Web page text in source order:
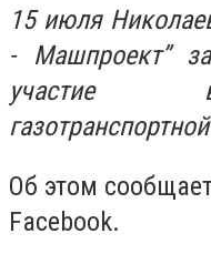
15 июля
- Машпроект”
участие
Об этом
Facebook.